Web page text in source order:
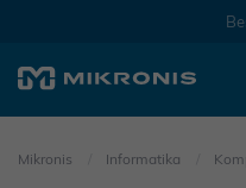
Mikronis Informatika